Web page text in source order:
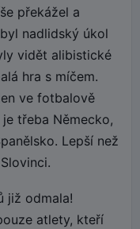
překážel a
nadlidský úkol
vidět alibistické
hra s míčem.
ve fotbalově
třeba Německo,
Lepší než
již odmala!
atlety, kteří